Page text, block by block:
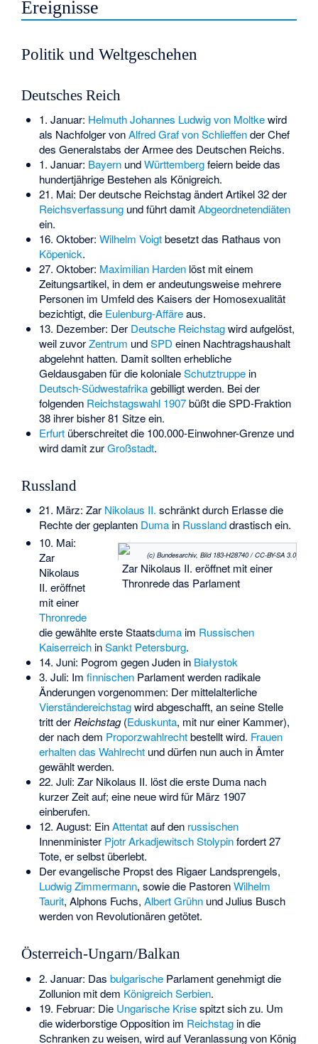
Ereignisse
Politik und Weltgeschehen
Deutsches Reich
1. Januar: Helmuth Johannes Ludwig von Moltkewird
als Nachfolger vonAlfred Graf von Schlieffender Chef
des Generalstabs der Armee des Deutschen Reichs.
1. Januar: BayernundWürttembergfeiern beide das
hundertjährige Bestehen als Königreich.
21. Mai: Der deutsche Reichstag ändert Artikel 32 der
Reichsverfassungund führt damitAbgeordnetendiäten
ein.
16. Oktober: Wilhelm Voigtbesetzt das Rathaus von
Köpenick.
27. Oktober: Maximilian Hardenlöst mit einem
Zeitungsartikel, in dem er andeutungsweise mehrere
Personen im Umfeld des Kaisers der Homosexualität
bezichtigt, die Eulenburg-Affäreaus.
13. Dezember: Der Deutsche Reichstagwird aufgelöst,
weil zuvorZentrum undSPD einen Nachtragshaushalt
abgelehnt hatten. Damit sollten erhebliche
Geldausgaben für die kolonialeSchutztruppein
Deutsch-Südwestafrikagebilligt werden. Bei der
folgenden Reichstagswahl 1907büßt die SPD-Fraktion
38 ihrer bisher 81 Sitze ein.
Erfurtüberschreitet die 100.000-Einwohner-Grenze und
wird damit zurGroßstadt.
Russland
21. März: Zar Nikolaus II. schränkt durch Erlasse die
Rechte der geplanten Dumain Russlanddrastisch ein.
(c) Bundesarchiv, Bild 183-H28740 / CC-BY-SA 3.0
Zar Nikolaus II. eröffnet mit einer
Thronrede das Parlament
10. Mai:
Zar
Nikolaus
II. eröffnet
mit einer
Thronrede
die gewählte erste Staatsdumaim Russischen
KaiserreichinSankt Petersburg.
14. Juni: Pogrom gegen Juden in Białystok
3. Juli: Im finnischenParlament werden radikale
Änderungen vorgenommen: Der mittelalterliche
Vierständereichstagwird abgeschafft, an seine Stelle
tritt derReichstag(Eduskunta, mit nur einer Kammer),
der nach dem Proporzwahlrechtbestellt wird. Frauen
erhalten das Wahlrechtund dürfen nun auch in Ämter
gewählt werden.
22. Juli: Zar Nikolaus II. löst die erste Duma nach
kurzer Zeit auf; eine neue wird für März 1907
einberufen.
12. August: EinAttentatauf den russischen
Innenminister Pjotr Arkadjewitsch Stolypinfordert 27
Tote, er selbst überlebt.
Der evangelische Propst des Rigaer Landsprengels,
Ludwig Zimmermann, sowie die PastorenWilhelm
Taurit, Alphons Fuchs, Albert Grühnund Julius Busch
werden von Revolutionären getötet.
Österreich-Ungarn/Balkan
2. Januar: Das bulgarischeParlament genehmigt die
Zollunion mit dem Königreich Serbien.
19. Februar: Die Ungarische Krisespitzt sich zu. Um
die widerborstige Opposition im Reichstagin die
Schranken zu weisen, wird auf Veranlassung von König